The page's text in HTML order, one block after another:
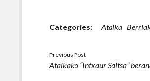
Categories: Atalka
Previous Post
Atalkako “Intxaur Saltsa”